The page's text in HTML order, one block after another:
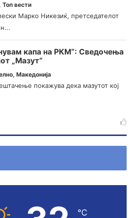
, Топ вести
Марко Никезиќ, претседателот
капа на РКМ“: Сведочења
„Мазут“
, Македонија
покажува дека мазутот кој
℃